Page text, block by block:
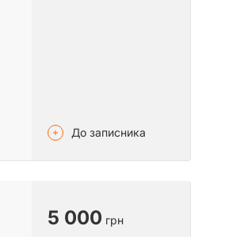
До записника
5 000 грн